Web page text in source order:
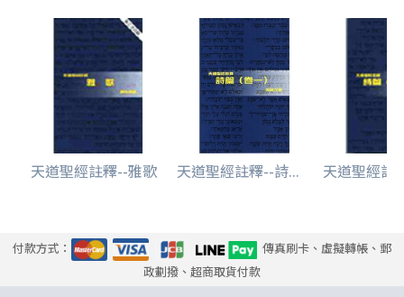
天道聖經註釋--雅歌 天道聖經註釋--詩... 天道聖經註
付款方式：
傳真刷卡、虛擬轉帳、郵
政劃撥、超商取貨付款